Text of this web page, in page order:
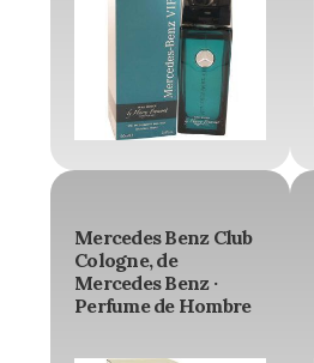
Mercedes Benz Club
Cologne, de
Mercedes Benz ·
Perfume de Hombre